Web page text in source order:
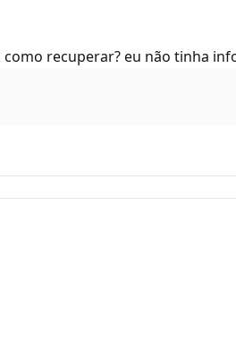
recuperar? eu não tinha